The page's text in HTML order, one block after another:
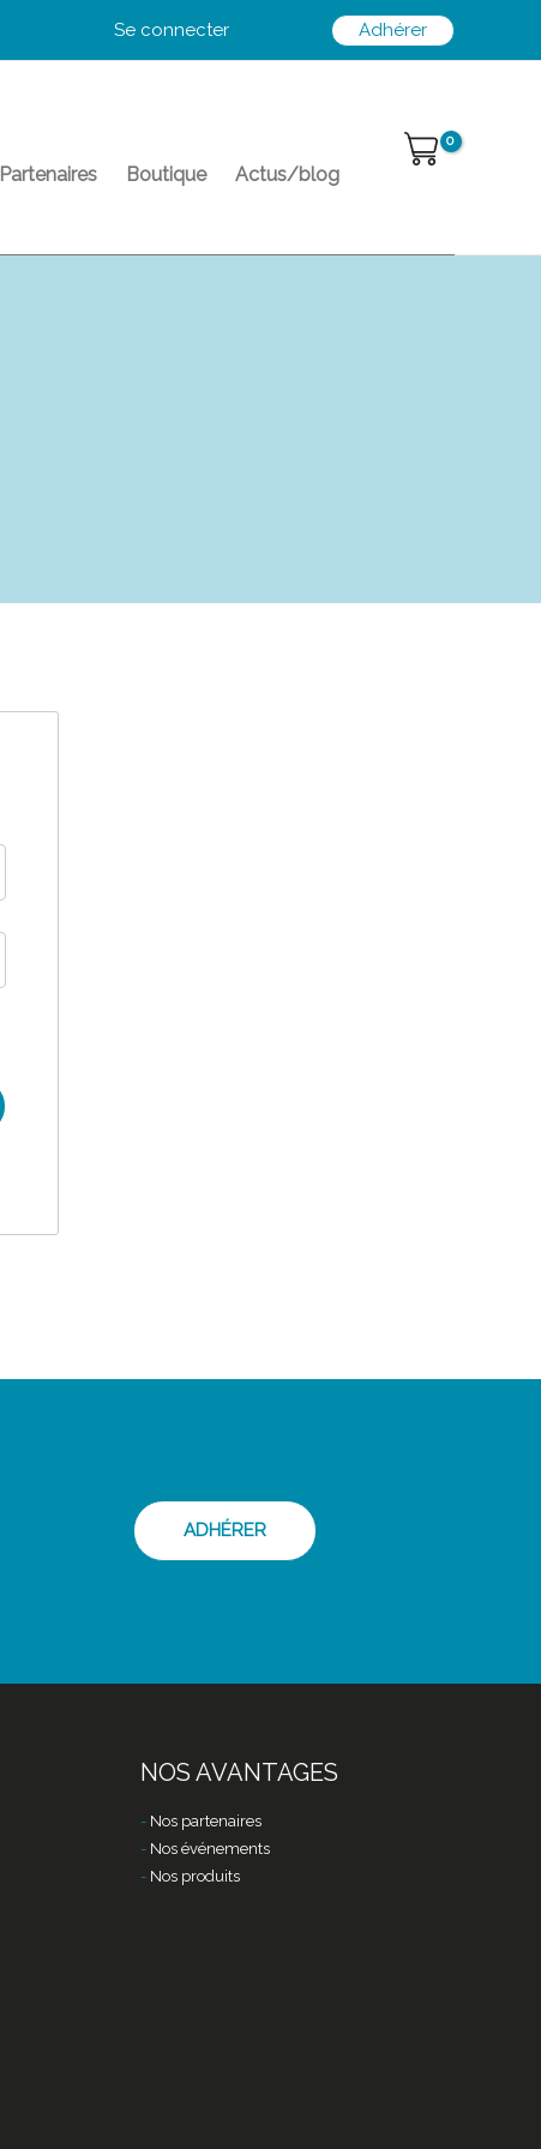
Se connecter Adhérer
Partenaires Boutique Actus/blog
ADHÉRER
NOS AVANTAGES
Nos partenaires
Nos événements
Nos produits